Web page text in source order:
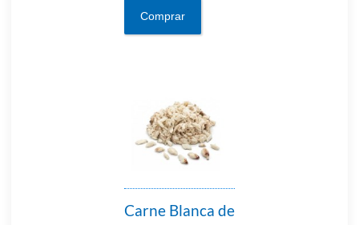
Comprar
Carne Blanca de